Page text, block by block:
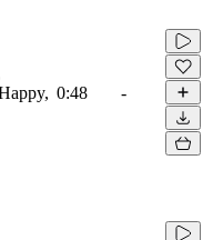
0:48 -